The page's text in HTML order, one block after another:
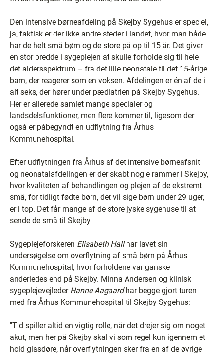
Den intensive børneafdeling på Skejby Sygehus er speciel,
ja, faktisk er der ikke andre steder i landet, hvor man både
har de helt små børn og de store på op til 15 år. Det giver
en stor bredde i sygeplejen at skulle forholde sig til hele
det aldersspektrum – fra det lille neonatale til det 15-årige
barn, der reagerer som en voksen. Afdelingen er én af de i
alt seks, der hører under pædiatrien på Skejby Sygehus.
Her er allerede samlet mange specialer og
landsdelsfunktioner, men flere kommer til, ligesom der
også er påbegyndt en udflytning fra Århus
Kommunehospital.
Efter udflytningen fra Århus af det intensive børneafsnit
og neonatalafdelingen er der skabt nogle rammer i Skejby,
hvor kvaliteten af behandlingen og plejen af de ekstremt
små, for tidligt fødte børn, det vil sige børn under 29 uger,
er i top. Det får mange af de store jyske sygehuse til at
sende de små til Skejby.
Sygeplejeforskeren Elisabeth Hallhar lavet sin
undersøgelse om overflytning af små børn på Århus
Kommunehospital, hvor forholdene var ganske
anderledes end på Skejby. Minna Andersen og klinisk
sygeplejevejleder Hanne Aagaardhar begge gjort turen
med fra Århus Kommunehospital til Skejby Sygehus:
''Tid spiller altid en vigtig rolle, når det drejer sig om noget
akut, men her på Skejby skal vi som regel kun igennem et
hold glasdøre, når overflytningen sker fra en af de øvrige